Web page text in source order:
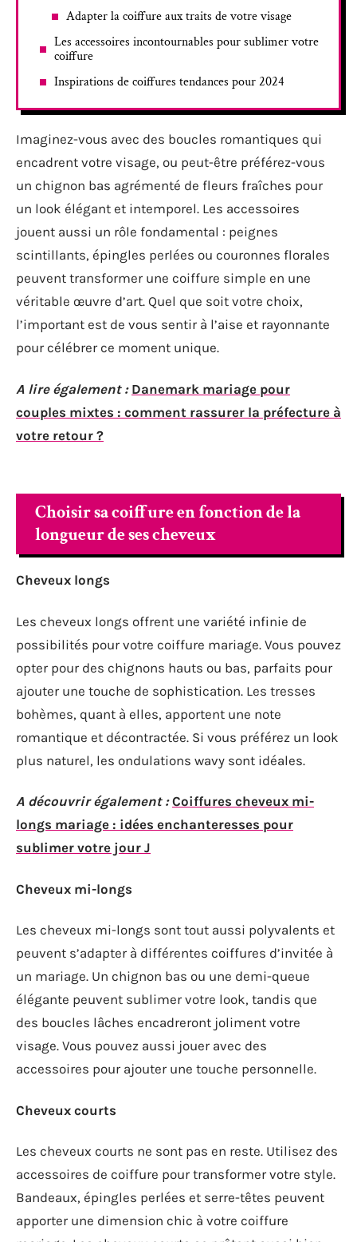
Adapter la coiffure aux traits de votre visage
Les accessoires incontournables pour sublimer votre
coiffure
Inspirations de coiffures tendances pour 2024
Imaginez-vous avec des boucles romantiques qui
encadrent votre visage, ou peut-être préférez-vous
un chignon bas agrémenté de fleurs fraîches pour
un look élégant et intemporel. Les accessoires
jouent aussi un rôle fondamental : peignes
scintillants, épingles perlées ou couronnes florales
peuvent transformer une coiffure simple en une
véritable œuvre d’art. Quel que soit votre choix,
l’important est de vous sentir à l’aise et rayonnante
pour célébrer ce moment unique.
A lire également : Danemark mariage pour
couples mixtes : comment rassurer la préfecture à
votre retour ?
Choisir sa coiffure en fonction de la
longueur de ses cheveux
Cheveux longs
Les cheveux longs offrent une variété infinie de
possibilités pour votre coiffure mariage. Vous pouvez
opter pour des chignons hauts ou bas, parfaits pour
ajouter une touche de sophistication. Les tresses
bohèmes, quant à elles, apportent une note
romantique et décontractée. Si vous préférez un look
plus naturel, les ondulations wavy sont idéales.
A découvrir également : Coiffures cheveux mi-
longs mariage : idées enchanteresses pour
sublimer votre jour J
Cheveux mi-longs
Les cheveux mi-longs sont tout aussi polyvalents et
peuvent s’adapter à différentes coiffures d’invitée à
un mariage. Un chignon bas ou une demi-queue
élégante peuvent sublimer votre look, tandis que
des boucles lâches encadreront joliment votre
visage. Vous pouvez aussi jouer avec des
accessoires pour ajouter une touche personnelle.
Cheveux courts
Les cheveux courts ne sont pas en reste. Utilisez des
accessoires de coiffure pour transformer votre style.
Bandeaux, épingles perlées et serre-têtes peuvent
apporter une dimension chic à votre coiffure